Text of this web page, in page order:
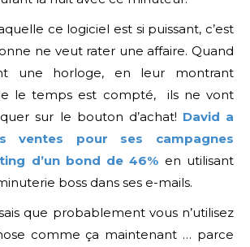
ce logiciel est si puissant, c’est
ne veut rater une affaire. Quand
une horloge, en leur montrant
le temps est compté, ils ne vont
sur le bouton d’achat! David a
ventes pour ses campagnes
d’un bond de 46% en utilisant
boss dans ses e-mails.
que probablement vous n’utilisez
comme ça maintenant … parce